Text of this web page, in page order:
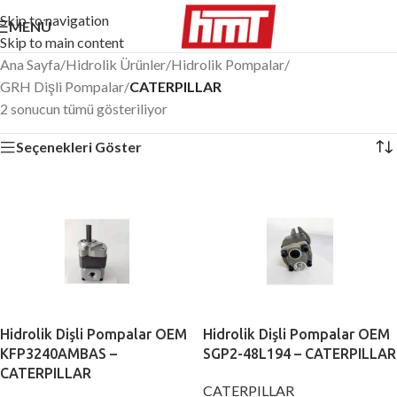
Skip to navigation
Skip to main content
MENÜ
Ana Sayfa/Hidrolik Ürünler/Hidrolik Pompalar/
GRH Dişli Pompalar/CATERPILLAR
2 sonucun tümü gösteriliyor
Seçenekleri Göster
Hidrolik Dişli Pompalar OEM
KFP3240AMBAS –
CATERPILLAR
Hidrolik Dişli Pompalar OEM
SGP2-48L194 – CATERPILLAR
CATERPILLAR